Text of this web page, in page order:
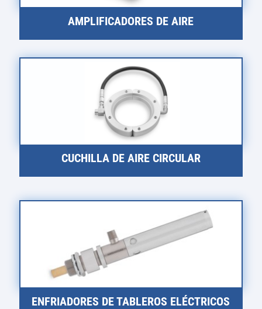
AMPLIFICADORES DE AIRE
CUCHILLA DE AIRE CIRCULAR
ENFRIADORES DE TABLEROS ELÉCTRICOS